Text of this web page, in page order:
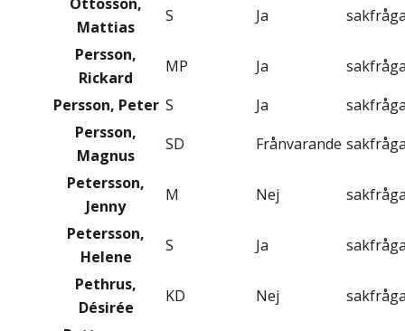
Mattias
S Ja
Persson,
Rickard
MP Ja
Persson, Peter S Ja
Persson,
Magnus
SD Frånvarande
Petersson,
Jenny
M Nej
Petersson,
Helene
S Ja
Pethrus,
Désirée
KD Nej